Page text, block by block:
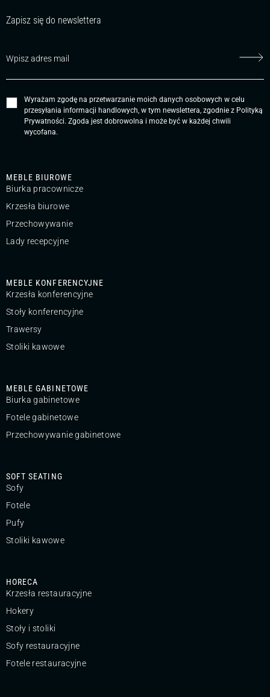
MEBLE BIUROWE
Biurka pracownicze
Krzesła biurowe
Przechowywanie
Lady recepcyjne
MEBLE KONFERENCYJNE
Krzesła konferencyjne
Stoły konferencyjne
Trawersy
Stoliki kawowe
MEBLE GABINETOWE
Biurka gabinetowe
Fotele gabinetowe
Przechowywanie gabinetowe
SOFT SEATING
Sofy
Fotele
Pufy
Stoliki kawowe
HORECA
Krzesła restauracyjne
Hokery
Stoły i stoliki
Sofy restauracyjne
Fotele restauracyjne
Zapisz się do newslettera
Wyrażam zgodę na przetwarzanie moich danych osobowych w celu
przesyłania informacji handlowych, w tym newslettera, zgodnie z Polityką
Prywatności. Zgoda jest dobrowolna i może być w każdej chwili
wycofana.